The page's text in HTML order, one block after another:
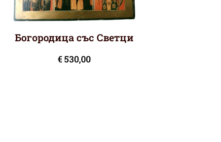
Богородица със Светци
€530,00